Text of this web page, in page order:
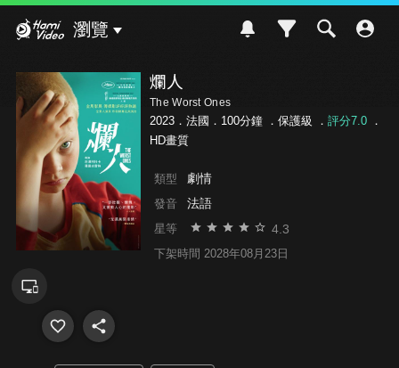
瀏覽
爛人
The Worst Ones
2023．法國．100分鐘 ． 保護級 ． 評分7.0．
HD畫質
類型 劇情
發音 法語
星等 4.3
下架時間 2028年08月23日